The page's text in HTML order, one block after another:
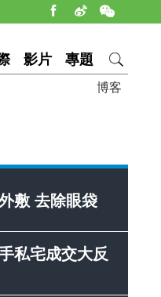
影片 專題
博客
敷 去除眼袋
私宅成交大反